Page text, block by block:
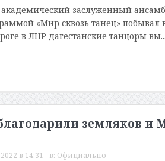
заслуженный
«Мир сквозь танец»
в ЛНР дагестанские танцоры вы...
земляков и
в 14:31 в: Официально